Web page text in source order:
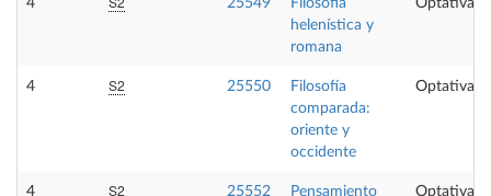
4 25549
Filosofía
helenística y
romana
Optativa
4 S2 25550
Filosofía
comparada:
oriente y
occidente
Optativa
4 S2 25552
Pensamiento
Optativa